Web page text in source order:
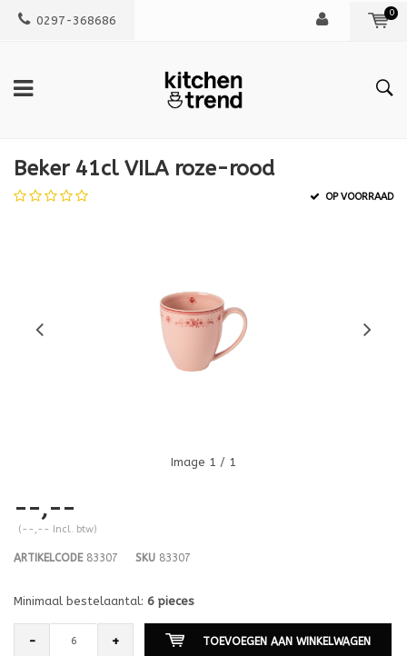
0297-368686
0
Beker 41cl VILA roze-rood
OP VOORRAAD
Image 1 / 1
--,--
(--,-- Incl. btw)
ARTIKELCODE83307 SKU 83307
Minimaal bestelaantal: 6 pieces
- + TOEVOEGEN AAN WINKELWAGEN